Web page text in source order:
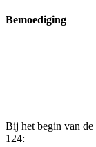
Bemoediging
Bij het begin van
124: